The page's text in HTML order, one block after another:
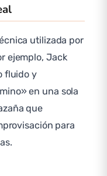
utilizada por
ejemplo, Jack
fluido y
en una sola
que
para